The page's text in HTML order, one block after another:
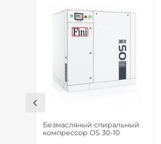
Безмасляный спиральный
компрессор OS 30-10